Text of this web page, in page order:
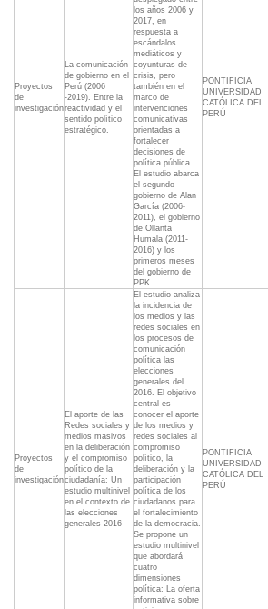
Proyectos
de
investigación
La comunicación
de gobierno en el
Perú (2006
-2019). Entre la
reactividad y el
sentido político
estratégico.
los años 2006 y
2017, en
respuesta a
escándalos
mediáticos y
coyunturas de
crisis, pero
también en el
marco de
intervenciones
comunicativas
orientadas a
fortalecer
decisiones de
política pública.
El estudio abarca
el segundo
gobierno de Alan
García (2006-
2011), el gobierno
de Ollanta
Humala (2011-
2016) y los
primeros meses
del gobierno de
PPK.
PONTIFICIA
UNIVERSIDAD
CATÓLICA DEL
PERÚ
Proyectos
de
investigación
El aporte de las
Redes sociales y
medios masivos
en la deliberación
y el compromiso
político de la
ciudadanía: Un
estudio multinivel
en el contexto de
las elecciones
generales 2016
El estudio analiza
la incidencia de
los medios y las
redes sociales en
los procesos de
comunicación
política las
elecciones
generales del
2016. El objetivo
central es
conocer el aporte
de los medios y
redes sociales al
compromiso
político, la
deliberación y la
participación
política de los
ciudadanos para
el fortalecimiento
de la democracia.
Se propone un
estudio multinivel
que abordará
cuatro
dimensiones
política: La oferta
informativa sobre
PONTIFICIA
UNIVERSIDAD
CATÓLICA DEL
PERÚ